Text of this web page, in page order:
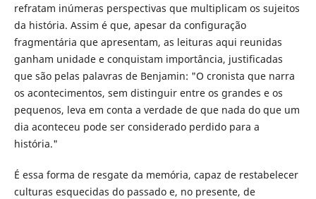
refratam inúmeras perspectivas que multiplicam os sujeitos
da história. Assim é que, apesar da configuração
fragmentária que apresentam, as leituras aqui reunidas
ganham unidade e conquistam importância, justificadas
que são pelas palavras de Benjamin: "O cronista que narra
os acontecimentos, sem distinguir entre os grandes e os
pequenos, leva em conta a verdade de que nada do que um
dia aconteceu pode ser considerado perdido para a
história."
É essa forma de resgate da memória, capaz de restabelecer
culturas esquecidas do passado e, no presente, de